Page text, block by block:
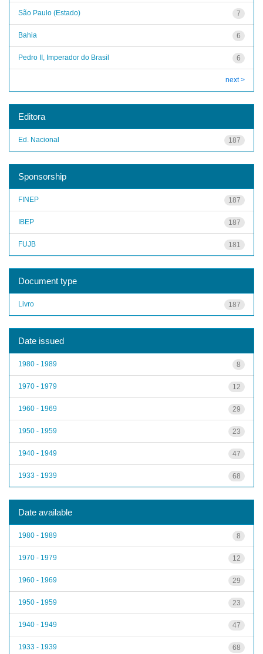
7
São Paulo (Estado)
6
Bahia
6
Pedro II, Imperador do Brasil
next >
Editora
187
Ed. Nacional
Sponsorship
187
FINEP
187
IBEP
181
FUJB
Document type
187
Livro
Date issued
8
1980 - 1989
12
1970 - 1979
29
1960 - 1969
23
1950 - 1959
47
1940 - 1949
68
1933 - 1939
Date available
8
1980 - 1989
12
1970 - 1979
29
1960 - 1969
23
1950 - 1959
47
1940 - 1949
68
1933 - 1939